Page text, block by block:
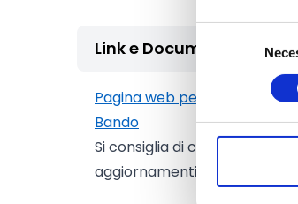
Link e Documenti
Pagina web per formulari e
Bando
Si consiglia di consultare
aggiornamenti e le